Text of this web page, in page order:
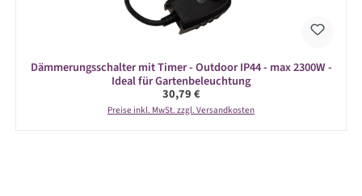
Dämmerungsschalter mit Timer - Outdoor IP44 - max 2300W -
Ideal für Gartenbeleuchtung
Regulärer Preis:
30,79 €
Preise inkl. MwSt. zzgl. Versandkosten